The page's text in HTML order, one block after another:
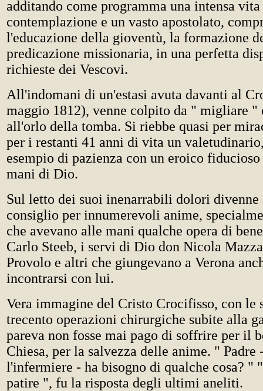
additando come programma una intensa
contemplazione e un vasto apostolato,
l'educazione della gioventù, la formazione
predicazione missionaria, in una perfetta
richieste dei Vescovi.
All'indomani di un'estasi avuta davanti al
maggio 1812), venne colpito da " migliare "
all'orlo della tomba. Si riebbe quasi per
per i restanti 41 anni di vita un
esempio di pazienza con un eroico
mani di Dio.
Sul letto dei suoi inenarrabili dolori divenne
consiglio per innumerevoli anime,
che avevano alle mani qualche opera di
Carlo Steeb, i servi di Dio don Nicola
Provolo e altri che giungevano a Verona
incontrarsi con lui.
Vera immagine del Cristo Crocifisso, con le
trecento operazioni chirurgiche subite alla
pareva non fosse mai pago di soffrire per il
Chiesa, per la salvezza delle anime. " Padre
l'infermiere - ha bisogno di qualche cosa? "
patire ", fu la risposta degli ultimi aneliti.